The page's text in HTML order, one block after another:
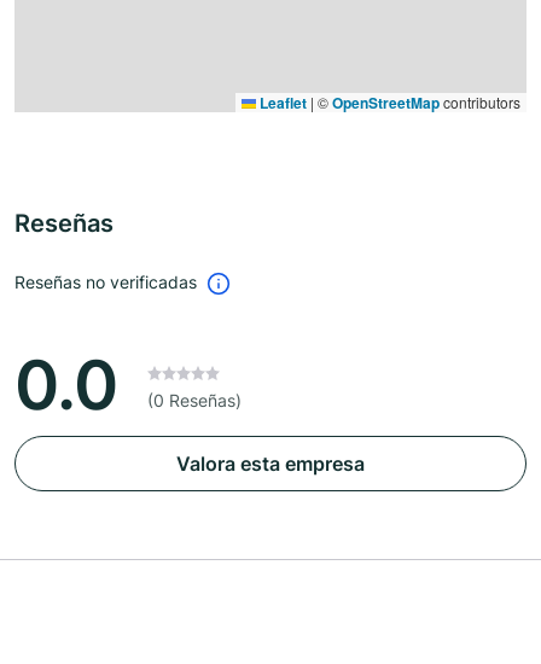
Leaflet | ©OpenStreetMapcontributors
Reseñas
Reseñas no verificadas
0.0 (0 Reseñas)
Valora esta empresa